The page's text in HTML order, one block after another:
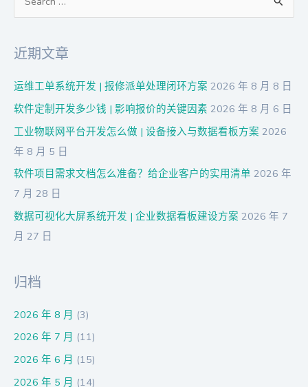
：
近期文章
运维工单系统开发 | 报修派单处理闭环方案 2026 年 8 月 8 日
软件定制开发多少钱 | 影响报价的关键因素 2026 年 8 月 6 日
工业物联网平台开发怎么做 | 设备接入与数据看板方案 2026
年 8 月 5 日
软件项目需求文档怎么准备？给企业客户的实用清单 2026 年
7 月 28 日
数据可视化大屏系统开发 | 企业数据看板建设方案 2026 年 7
月 27 日
归档
2026 年 8 月 (3)
2026 年 7 月 (11)
2026 年 6 月 (15)
2026 年 5 月 (14)